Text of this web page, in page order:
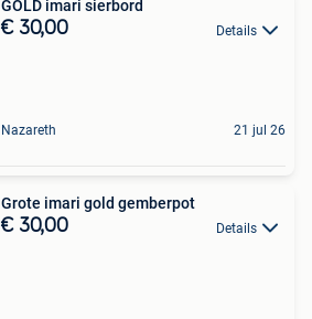
GOLD imari sierbord
€ 30,00 Details
Nazareth 21 jul 26
Grote imari gold gemberpot
€ 30,00 Details